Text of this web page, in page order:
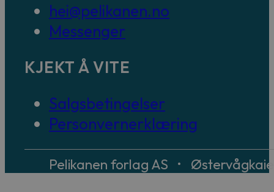
hei@pelikanen.no
Messenger
KJEKT Å VITE
Salgsbetingelser
Personvernerklæring
Pelikanen forlag AS •